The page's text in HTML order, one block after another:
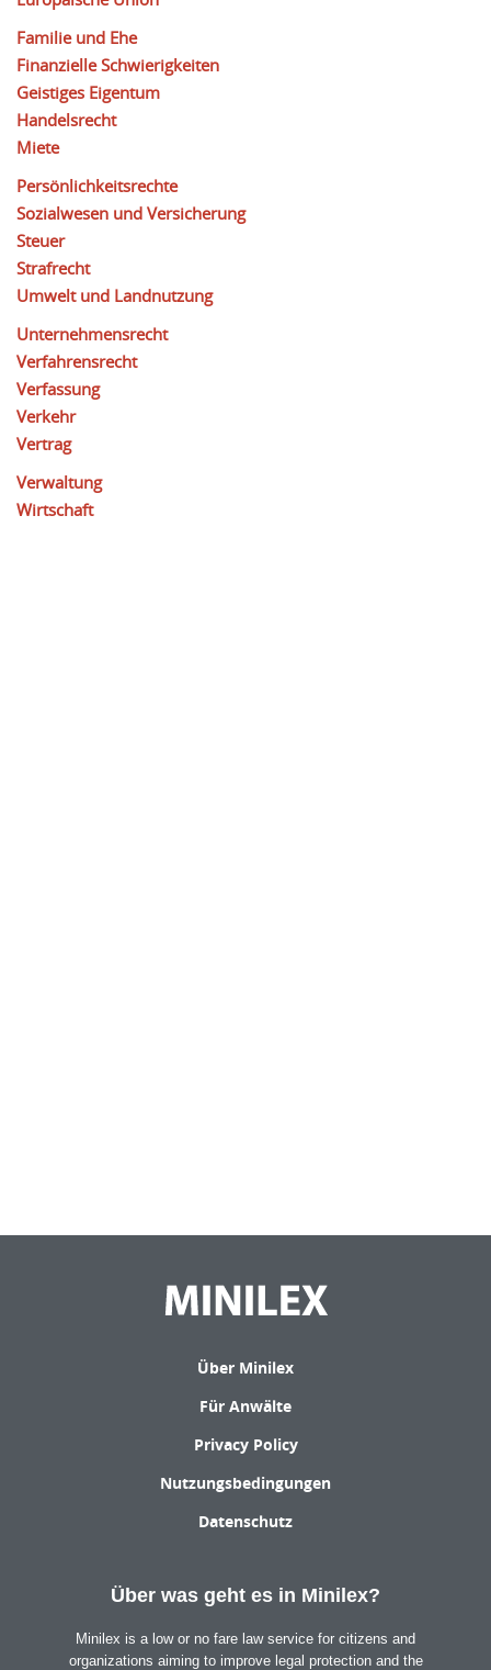
Familie und Ehe
Finanzielle Schwierigkeiten
Geistiges Eigentum
Handelsrecht
Miete
Persönlichkeitsrechte
Sozialwesen und Versicherung
Steuer
Strafrecht
Umwelt und Landnutzung
Unternehmensrecht
Verfahrensrecht
Verfassung
Verkehr
Vertrag
Verwaltung
Wirtschaft
Über Minilex
Für Anwälte
Privacy Policy
Nutzungsbedingungen
Datenschutz
Über was geht es in Minilex?
Minilex is a low or no fare law service for citizens and
organizations aiming to improve legal protection and the